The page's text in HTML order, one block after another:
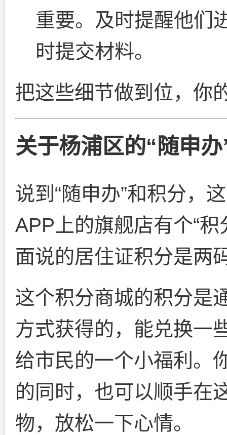
重要。及时提醒他们
时提交材料。
把这些细节做到位，你
关于杨浦区的“随申
说到“随申办”和积分，
APP上的旗舰店有个“
面说的居住证积分是两
这个积分商城的积分是
方式获得的，能兑换一
给市民的一个小福利。
的同时，也可以顺手在
物，放松一下心情。